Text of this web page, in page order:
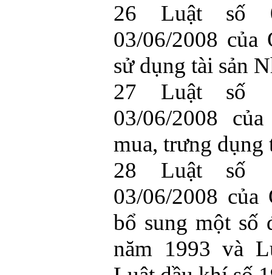
26 Luật số
03/06/2008
sử dụng tài sản
27 Luật số
03/06/2008
mua, trưng dụng
28 Luật số
03/06/2008
bổ sung một số
năm 1993 và